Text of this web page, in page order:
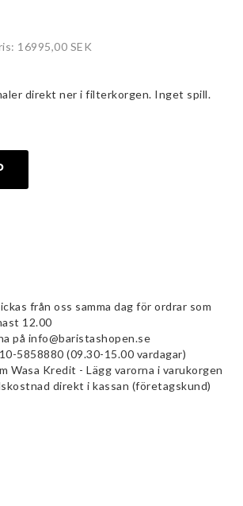
16995,00 SEK
direkt ner i filterkorgen. Inget spill.
från oss samma dag för ordrar som
12.00
på info@baristashopen.se
5858880 (09.30-15.00 vardagar)
Wasa Kredit - Lägg varorna i varukorgen
direkt i kassan (företagskund)